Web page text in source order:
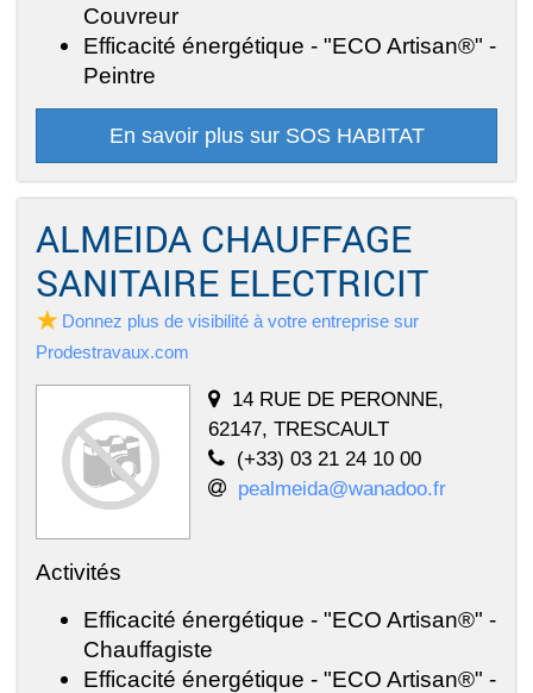
Couvreur
Efficacité énergétique - "ECO Artisan®" -
Peintre
En savoir plus sur SOS HABITAT
ALMEIDA CHAUFFAGE
SANITAIRE ELECTRICIT
Donnez plus de visibilité à votre entreprise sur
Prodestravaux.com
14 RUE DE PERONNE,
62147, TRESCAULT
(+33) 03 21 24 10 00
pealmeida@wanadoo.fr
Activités
Efficacité énergétique - "ECO Artisan®" -
Chauffagiste
Efficacité énergétique - "ECO Artisan®" -